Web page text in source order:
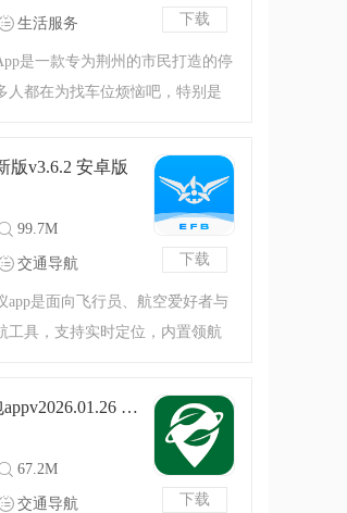
下载
生活服务
是一款专为荆州的市民打造的停
人都在为找车位烦恼吧，特别是
这里有很多车位信息，大家可以
下载
版v3.6.2 安卓版
99.7M
交通导航
app是面向飞行员、航空爱好者与
工具，支持实时定位，内置领航
、滑翔伞、无人机等场景，保障
下载
organic maps 地图包appv2026.01.26 安卓版
67.2M
交通导航